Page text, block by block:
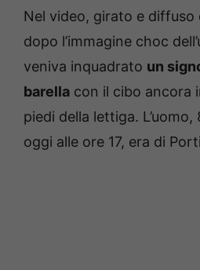
Nel video, girato e diffuso
dopo l’immagine choc
veniva inquadrato un
barella con il cibo ancora
piedi della lettiga.
oggi alle ore 17, era di